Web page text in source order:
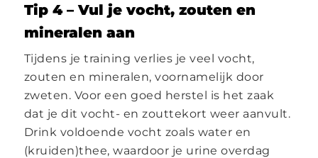
Tip 4 – Vul je vocht, zouten en
mineralen aan
Tijdens je training verlies je veel vocht,
zouten en mineralen, voornamelijk door
zweten. Voor een goed herstel is het zaak
dat je dit vocht- en zouttekort weer aanvult.
Drink voldoende vocht zoals water en
(kruiden)thee, waardoor je urine overdag